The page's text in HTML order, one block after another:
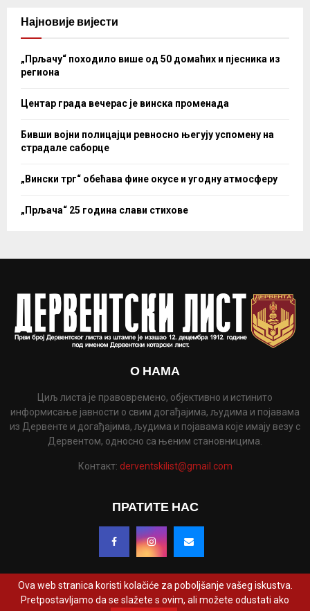
Најновије вијести
„Прљачу“ походило више од 50 домаћих и пјесника из
региона
Центар града вечерас је винска променада
Бивши војни полицајци ревносно његују успомену на
страдале саборце
„Вински трг“ обећава фине окусе и угодну атмосферу
„Прљача“ 25 година слави стихове
О НАМА
Циљ листа је правовремено, објективно и истинито
информисање јавности о свим догађајима, људима и појавама
из Дервенте и догађајима, људима и појавама које имају везу с
Дервентом, односно са њеним становницима.
Контакт: derventskilist@gmail.com
ПРАТИТЕ НАС
@2022 - www.derventskilist.net. Сва права задржана. Дизајнирао и развио
Ova web stranica koristi kolačiće za poboljšanje vašeg iskustva.
Pretpostavljamo da se slažete s ovim, ali možete odustati ako